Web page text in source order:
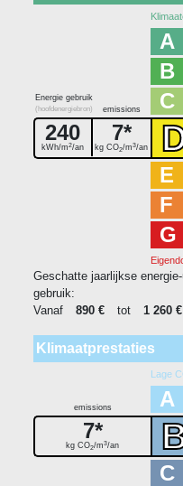
A
B
C
Energie gebruik
(hoofdenergiebron) emissions
240
kWh/m2/an
7*
kg CO2/m3/an
E
F
G
Geschatte jaarlijkse
gebruik:
Vanaf
890 € tot 1 260 €
Klimaatprestaties
Lage
A
emissions
7*
kg CO2/m3/an
C